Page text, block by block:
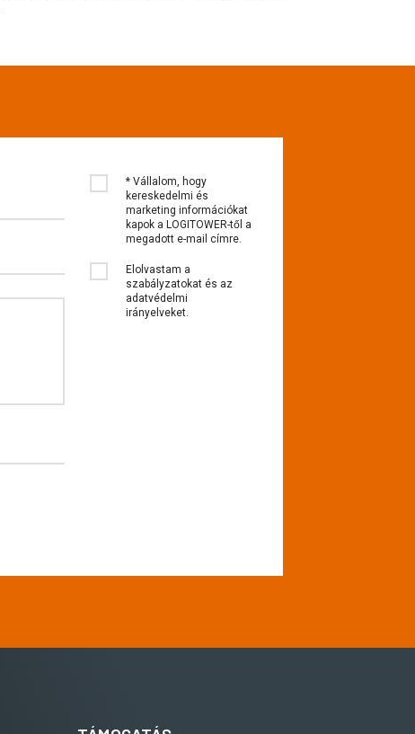
* Vállalom, hogy
kereskedelmi és
marketing információkat
kapok a LOGITOWER-től a
megadott e-mail címre.
Elolvastam a
szabályzatokat és az
adatvédelmi
irányelveket.